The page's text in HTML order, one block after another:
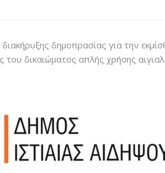
δημοπρασίας για την
του δικαιώματος απλής χρήσης